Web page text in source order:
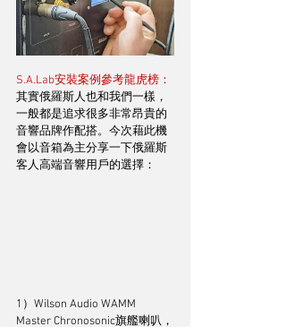
S.A.Lab安裝案例參考龍虎榜：
其實俄羅斯人也和我們一樣，
一般都是追求很多非常昂貴的
音響品牌作配搭。今次藉此機
會以音箱為主分享一下俄羅斯
客人高端音響用戶的選擇：
1）Wilson Audio WAMM
Master Chronosonic旗艦喇叭，